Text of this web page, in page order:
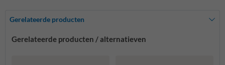
Gerelateerde producten
Gerelateerde producten / alternatieven